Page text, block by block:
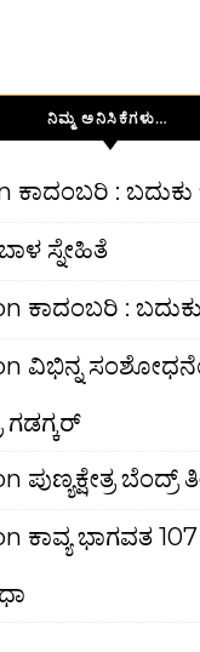
ನಿಮ್ಮ ಅನಿಸಿಕೆಗಳು…
ಕಾದಂಬರಿ : ಬದುಕು
ಸ್ನೇಹಿತೆ
ಕಾದಂಬರಿ :
ವಿಭಿನ್ನ
ಗಡಗ್ಕರ್
ಪುಣ್ಯಕ್ಷೇತ್ರ ಬೆಂದ್ರ್
ಕಾವ್ಯ ಭಾಗವತ 107